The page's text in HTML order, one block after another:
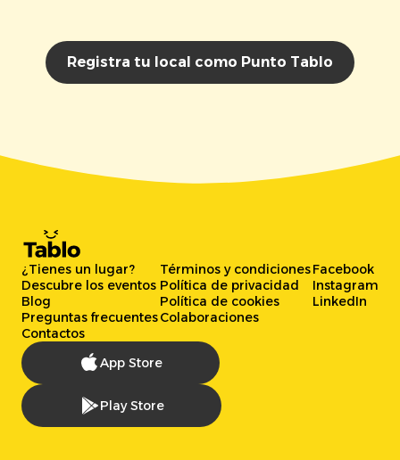
Registra tu local como Punto Tablo
¿Tienes un lugar?
Descubre los eventos
Blog
Preguntas frecuentes
Contactos
Términos y condiciones
Política de privacidad
Política de cookies
Colaboraciones
Facebook
Instagram
LinkedIn
App Store
Play Store